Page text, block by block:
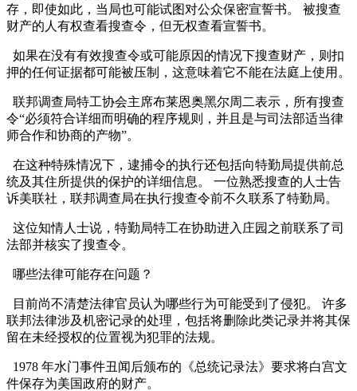
存，即使如此，当局也可能试图对公众保密宣誓书。 被搜查
财产的人有权查看搜查令，但无权查看宣誓书。
如果在没有有效搜查令或可能原因的情况下搜查财产，则扣
押的任何证据都可能被压制，这意味着它不能在法庭上使用。
联邦调查局特工协会主席布莱恩奥黑尔周二表示，所有搜查
令“必须符合详细而明确的程序规则，并且是与司法部适当律
师合作和协商的产物”。
在这种特殊情况下，逮捕令的执行还包括向特勤局提供前总
统及其住所提供的保护的详细信息。 一位熟悉搜查的人士告
诉美联社，联邦调查局在执行搜查令前不久联系了特勤局。
这位知情人士说，特勤局特工在协助进入庄园之前联系了司
法部并核实了搜查令。
哪些法律可能存在问题？
目前尚不清楚法律官员认为哪些行为可能受到了侵犯。 许多
联邦法律涉及机密记录的处理，包括将删除此类记录并将其保
留在未经授权的位置视为犯罪的法规。
1978 年水门事件丑闻后颁布的《总统记录法》要求将白宫文
件保存为美国政府的财产。